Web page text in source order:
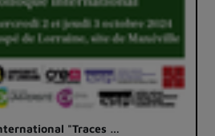
"Traces …